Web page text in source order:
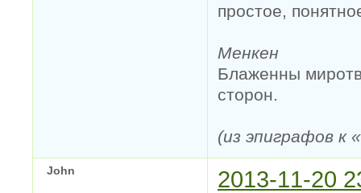
простое,
Менкен
Блаженны
сторон.
(из эпиграфов к
John 2013-11-20